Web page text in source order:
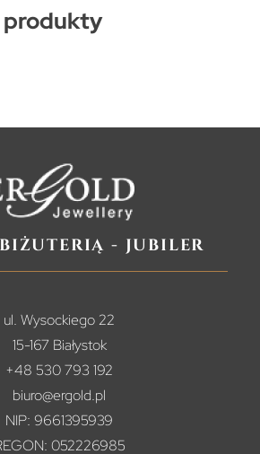
produkty
biżuterią - jubiler
ul. Wysockiego 22
15-167 Białystok
+48 530 793 192
biuro@ergold.pl
NIP: 9661395939
052226985